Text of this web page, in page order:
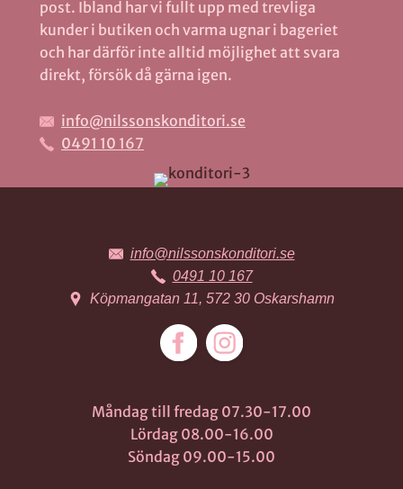
post. Ibland har vi fullt upp med trevliga
kunder i butiken och varma ugnar i bageriet
och har därför inte alltid möjlighet att svara
direkt, försök då gärna igen.
info@nilssonskonditori.se
0491 10 167
FOOTER
info@nilssonskonditori.se
0491 10 167
Köpmangatan 11, 572 30 Oskarshamn
Måndag till fredag 07.30-17.00
Lördag 08.00-16.00
Söndag 09.00-15.00